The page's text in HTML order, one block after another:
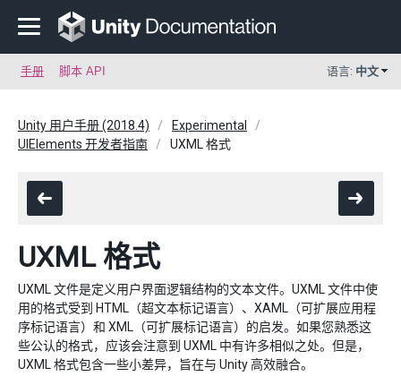
手册 脚本 API 语言: 中文
Unity 用户手册 (2018.4)
Experimental
UIElements 开发者指南
UXML 格式
UXML 格式
UXML 文件是定义用户界面逻辑结构的文本文件。UXML 文件中使
用的格式受到 HTML（超文本标记语言）、XAML（可扩展应用程
序标记语言）和 XML（可扩展标记语言）的启发。如果您熟悉这
些公认的格式，应该会注意到 UXML 中有许多相似之处。但是，
UXML 格式包含一些小差异，旨在与 Unity 高效融合。